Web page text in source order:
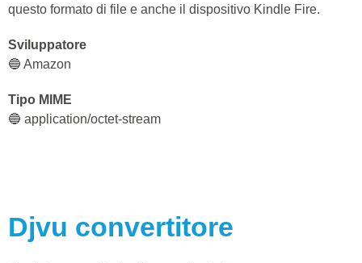
questo formato di file e anche il dispositivo Kindle Fire.
Sviluppatore
🔵 Amazon
Tipo MIME
🔵 application/octet-stream
Djvu convertitore